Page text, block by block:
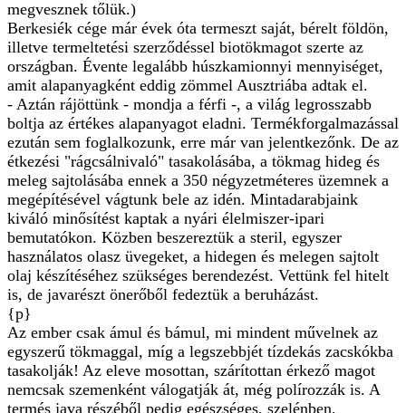
megvesznek tőlük.)
Berkesiék cége már évek óta termeszt saját, bérelt földön,
illetve termeltetési szerződéssel biotökmagot szerte az
országban. Évente legalább húszkamionnyi mennyiséget,
amit alapanyagként eddig zömmel Ausztriába adtak el.
- Aztán rájöttünk - mondja a férfi -, a világ legrosszabb
boltja az értékes alapanyagot eladni. Termékforgalmazással
ezután sem foglalkozunk, erre már van jelentkezőnk. De az
étkezési "rágcsálnivaló" tasakolásába, a tökmag hideg és
meleg sajtolásába ennek a 350 négyzetméteres üzemnek a
megépítésével vágtunk bele az idén. Mintadarabjaink
kiváló minősítést kaptak a nyári élelmiszer-ipari
bemutatókon. Közben beszereztük a steril, egyszer
használatos olasz üvegeket, a hidegen és melegen sajtolt
olaj készítéséhez szükséges berendezést. Vettünk fel hitelt
is, de javarészt önerőből fedeztük a beruházást.
{p}
Az ember csak ámul és bámul, mi mindent művelnek az
egyszerű tökmaggal, míg a legszebbjét tízdekás zacskókba
tasakolják! Az eleve mosottan, szárítottan érkező magot
nemcsak szemenként válogatják át, még polírozzák is. A
termés java részéből pedig egészséges, szelénben,